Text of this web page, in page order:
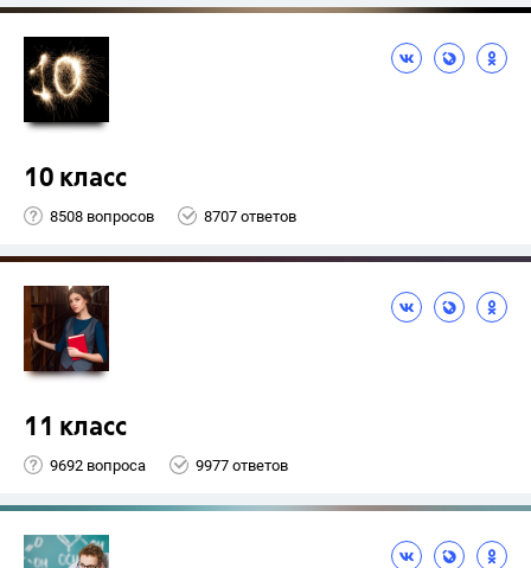
10 класс
8508 вопросов 8707 ответов
11 класс
9692 вопроса 9977 ответов